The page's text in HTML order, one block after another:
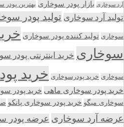
آرد سوخاری بازار پودر سوخاری بهترین پودر
تولید آرد سوخاری تولید پودر
سوخاری تولید کننده پودر سوخاری
سوخاری خرید اینترنتی پودر
سوخاری خرید پودرسوخاری خرید
خرید پودر سوخاری ماهی خرید پودر
سوخاری میگو خرید پودر سوخاری پانکو
عرضه آرد سوخاری عرضه پودر